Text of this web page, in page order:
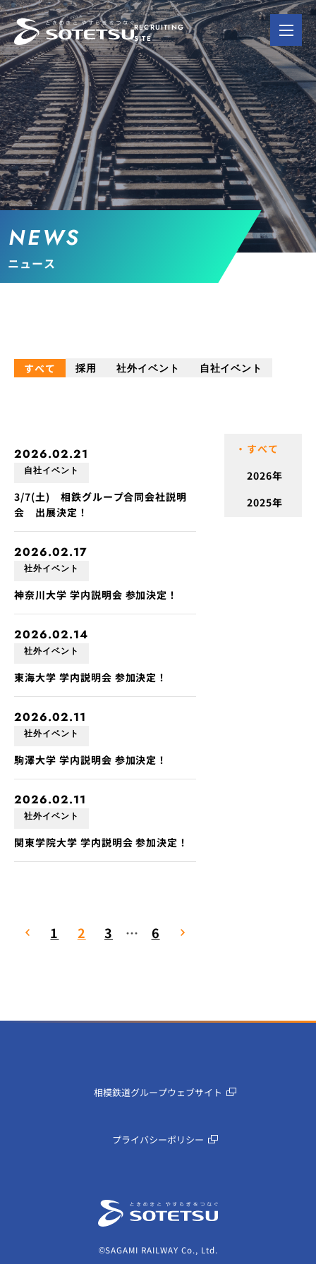
RECRUITING
SITE
NEWS
ニュース
すべて 採用 社外イベント 自社イベント
2026.02.21
自社イベント
3/7(土) 相鉄グループ合同会社説明
会 出展決定！
2026.02.17
社外イベント
神奈川大学 学内説明会 参加決定！
2026.02.14
社外イベント
東海大学 学内説明会 参加決定！
2026.02.11
社外イベント
駒澤大学 学内説明会 参加決定！
2026.02.11
社外イベント
関東学院大学 学内説明会 参加決定！
1 2 3 … 6
すべて
2026年
2025年
相模鉄道グループウェブサイト
プライバシーポリシー
©SAGAMI RAILWAY Co., Ltd.